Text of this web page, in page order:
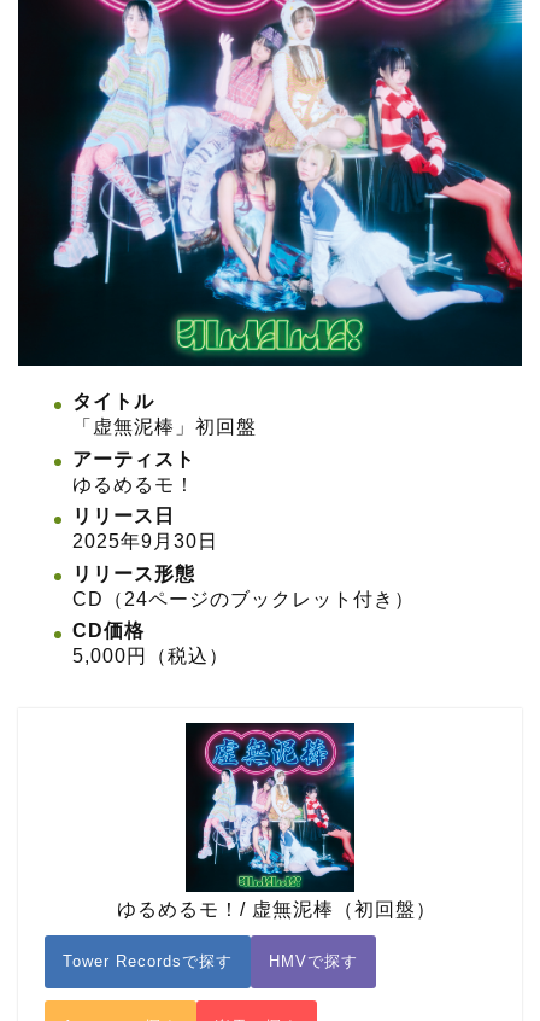
タイトル
「虚無泥棒」初回盤
アーティスト
ゆるめるモ！
リリース日
2025年9月30日
リリース形態
CD（24ページのブックレット付き）
CD価格
5,000円（税込）
ゆるめるモ！/ 虚無泥棒（初回盤）
Tower Recordsで探す HMVで探す